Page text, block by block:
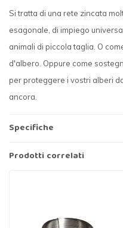
Si tratta di una rete zincata
esagonale, di impiego
animali di piccola taglia. O
d'albero. Oppure come
per proteggere i vostri alberi
ancora.
Specifiche
Prodotti correlati